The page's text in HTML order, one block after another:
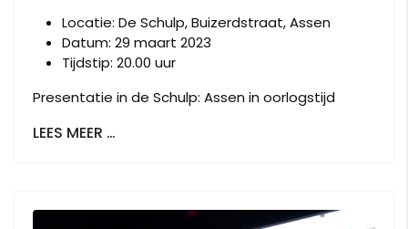
Locatie: De Schulp, Buizerdstraat, Assen
Datum: 29 maart 2023
Tijdstip: 20.00 uur
Presentatie in de Schulp: Assen in oorlogstijd
LEES MEER …